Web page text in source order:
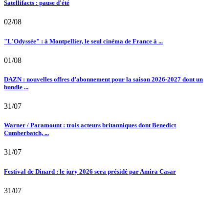
Satellifacts : pause d'été
02/08
"L'Odyssée" : à Montpellier, le seul cinéma de France à ...
01/08
DAZN : nouvelles offres d’abonnement pour la saison 2026-2027 dont un
bundle ...
31/07
Warner / Paramount : trois acteurs britanniques dont Benedict
Cumberbatch, ...
31/07
Festival de Dinard : le jury 2026 sera présidé par Amira Casar
31/07